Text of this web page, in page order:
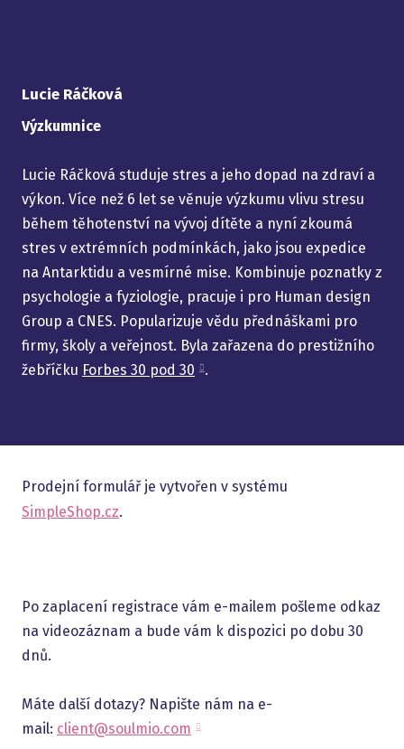
Lucie Ráčková
Výzkumnice
Lucie Ráčková studuje stres a jeho dopad na zdraví a
výkon. Více než 6 let se věnuje výzkumu vlivu stresu
během těhotenství na vývoj dítěte a nyní zkoumá
stres v extrémních podmínkách, jako jsou expedice
na Antarktidu a vesmírné mise. Kombinuje poznatky z
psychologie a fyziologie, pracuje i pro Human design
Group a CNES. Popularizuje vědu přednáškami pro
firmy, školy a veřejnost. Byla zařazena do prestižního
žebříčku Forbes 30 pod 30 .
Prodejní formulář je vytvořen v systému
SimpleShop.cz.
Po zaplacení registrace vám e-mailem pošleme odkaz
na videozáznam a bude vám k dispozici po dobu 30
dnů.
Máte další dotazy? Napište nám na e-
mail: client@soulmio.com